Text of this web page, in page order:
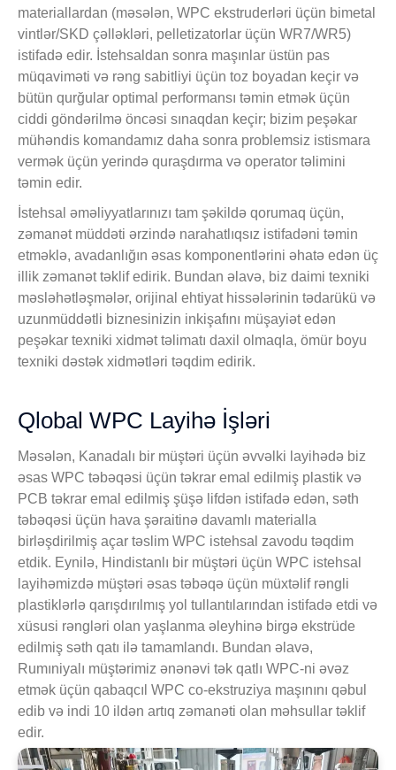
materiallardan (məsələn, WPC ekstruderləri üçün bimetal
vintlər/SKD çəlləkləri, pelletizatorlar üçün WR7/WR5)
istifadə edir. İstehsaldan sonra maşınlar üstün pas
müqaviməti və rəng sabitliyi üçün toz boyadan keçir və
bütün qurğular optimal performansı təmin etmək üçün
ciddi göndərilmə öncəsi sınaqdan keçir; bizim peşəkar
mühəndis komandamız daha sonra problemsiz istismara
vermək üçün yerində quraşdırma və operator təlimini
təmin edir.
İstehsal əməliyyatlarınızı tam şəkildə qorumaq üçün,
zəmanət müddəti ərzində narahatlıqsız istifadəni təmin
etməklə, avadanlığın əsas komponentlərini əhatə edən üç
illik zəmanət təklif edirik. Bundan əlavə, biz daimi texniki
məsləhətləşmələr, orijinal ehtiyat hissələrinin tədarükü və
uzunmüddətli biznesinizin inkişafını müşayiət edən
peşəkar texniki xidmət təlimatı daxil olmaqla, ömür boyu
texniki dəstək xidmətləri təqdim edirik.
Qlobal WPC Layihə İşləri
Məsələn, Kanadalı bir müştəri üçün əvvəlki layihədə biz
əsas WPC təbəqəsi üçün təkrar emal edilmiş plastik və
PCB təkrar emal edilmiş şüşə lifdən istifadə edən, səth
təbəqəsi üçün hava şəraitinə davamlı materialla
birləşdirilmiş açar təslim WPC istehsal zavodu təqdim
etdik. Eynilə, Hindistanlı bir müştəri üçün WPC istehsal
layihəmizdə müştəri əsas təbəqə üçün müxtəlif rəngli
plastiklərlə qarışdırılmış yol tullantılarından istifadə etdi və
xüsusi rəngləri olan yaşlanma əleyhinə birgə ekstrüde
edilmiş səth qatı ilə tamamlandı. Bundan əlavə,
Rumıniyalı müştərimiz ənənəvi tək qatlı WPC-ni əvəz
etmək üçün qabaqcıl WPC co-ekstruziya maşınını qəbul
edib və indi 10 ildən artıq zəmanəti olan məhsullar təklif
edir.